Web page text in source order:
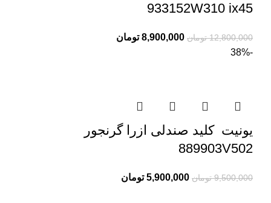
933152W310 ix45
12,800,000 تومان 8,900,000 تومان
-38%
یونیت کلید صندلی ازرا گرنجور
889903V502
9,500,000 تومان 5,900,000 تومان